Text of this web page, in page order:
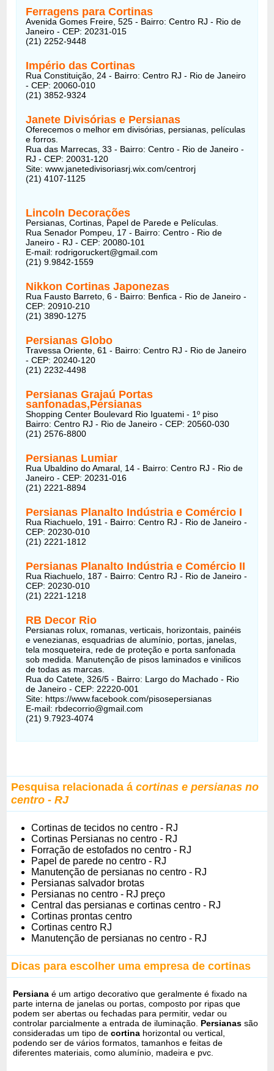
Ferragens para Cortinas
Avenida Gomes Freire, 525 - Bairro: Centro RJ - Rio de
Janeiro - CEP: 20231-015
(21) 2252-9448
Império das Cortinas
Rua Constituição, 24 - Bairro: Centro RJ - Rio de Janeiro
- CEP: 20060-010
(21) 3852-9324
Janete Divisórias e Persianas
Oferecemos o melhor em divisórias, persianas, películas
e forros.
Rua das Marrecas, 33 - Bairro: Centro - Rio de Janeiro -
RJ - CEP: 20031-120
Site: www.janetedivisoriasrj.wix.com/centrorj
(21) 4107-1125
Lincoln Decorações
Persianas, Cortinas, Papel de Parede e Películas.
Rua Senador Pompeu, 17 - Bairro: Centro - Rio de
Janeiro - RJ - CEP: 20080-101
E-mail: rodrigoruckert@gmail.com
(21) 9.9842-1559
Nikkon Cortinas Japonezas
Rua Fausto Barreto, 6 - Bairro: Benfica - Rio de Janeiro -
CEP: 20910-210
(21) 3890-1275
Persianas Globo
Travessa Oriente, 61 - Bairro: Centro RJ - Rio de Janeiro
- CEP: 20240-120
(21) 2232-4498
Persianas Grajaú Portas
sanfonadas,Persianas
Shopping Center Boulevard Rio Iguatemi - 1º piso
Bairro: Centro RJ - Rio de Janeiro - CEP: 20560-030
(21) 2576-8800
Persianas Lumiar
Rua Ubaldino do Amaral, 14 - Bairro: Centro RJ - Rio de
Janeiro - CEP: 20231-016
(21) 2221-8894
Persianas Planalto Indústria e Comércio I
Rua Riachuelo, 191 - Bairro: Centro RJ - Rio de Janeiro -
CEP: 20230-010
(21) 2221-1812
Persianas Planalto Indústria e Comércio II
Rua Riachuelo, 187 - Bairro: Centro RJ - Rio de Janeiro -
CEP: 20230-010
(21) 2221-1218
RB Decor Rio
Persianas rolux, romanas, verticais, horizontais, painéis
e venezianas, esquadrias de alumínio, portas, janelas,
tela mosqueteira, rede de proteção e porta sanfonada
sob medida. Manutenção de pisos laminados e vinilicos
de todas as marcas.
Rua do Catete, 326/5 - Bairro: Largo do Machado - Rio
de Janeiro - CEP: 22220-001
Site: https://www.facebook.com/pisosepersianas
E-mail: rbdecorrio@gmail.com
(21) 9.7923-4074
Pesquisa relacionada ácortinas e persianas no
centro - RJ
Cortinas de tecidos no centro - RJ
Cortinas Persianas no centro - RJ
Forração de estofados no centro - RJ
Papel de parede no centro - RJ
Manutenção de persianas no centro - RJ
Persianas salvador brotas
Persianas no centro - RJ preço
Central das persianas e cortinas centro - RJ
Cortinas prontas centro
Cortinas centro RJ
Manutenção de persianas no centro - RJ
Dicas para escolher uma empresa de cortinas
Persiana é um artigo decorativo que geralmente é fixado na
parte interna de janelas ou portas, composto por ripas que
podem ser abertas ou fechadas para permitir, vedar ou
controlar parcialmente a entrada de iluminação. Persianas são
consideradas um tipo decortina horizontal ou vertical,
podendo ser de vários formatos, tamanhos e feitas de
diferentes materiais, como alumínio, madeira e pvc.